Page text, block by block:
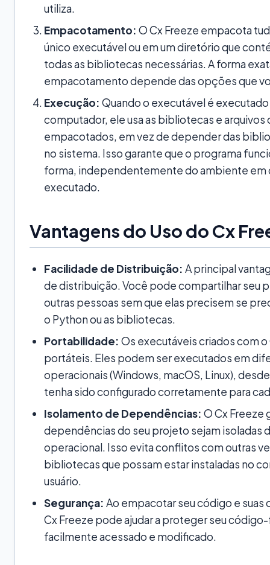
utiliza.
Empacotamento: O Cx Freeze empacota
único executável ou em um diretório que
todas as bibliotecas necessárias. A forma
empacotamento depende das opções que
Execução: Quando o executável é
computador, ele usa as bibliotecas e arquivos
empacotados, em vez de depender das
no sistema. Isso garante que o programa
forma, independentemente do ambiente em
executado.
Vantagens do Uso do Cx
Facilidade de Distribuição: A principal
de distribuição. Você pode compartilhar seu
outras pessoas sem que elas precisem se
o Python ou as bibliotecas.
Portabilidade: Os executáveis criados com o
portáteis. Eles podem ser executados em
operacionais (Windows, macOS, Linux),
tenha sido configurado corretamente para
Isolamento de Dependências: O Cx Freeze
dependências do seu projeto sejam isoladas
operacional. Isso evita conflitos com outras
bibliotecas que possam estar instaladas no
usuário.
Segurança: Ao empacotar seu código e suas
Cx Freeze pode ajudar a proteger seu
facilmente acessado e modificado.